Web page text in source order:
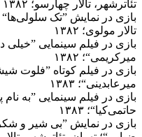
تئاترشهر، تالار چهارسو؛ ۱۳۸۲
بازی در نمایش ”تک سلولی‌ها“
تالار مولوی؛ ۱۳۸۲
بازی در فیلم سینمایی ”خیلی
میرکریمی“؛ ۱۳۸۲
بازی در فیلم کوتاه ”فلوت
میرعابدینی“؛ ۱۳۸۳
بازی در فیلم سینمایی ”به نام
حاتمی‌کیا“؛ ۱۳۸۳
بازی در نمایش ”بی شیر و